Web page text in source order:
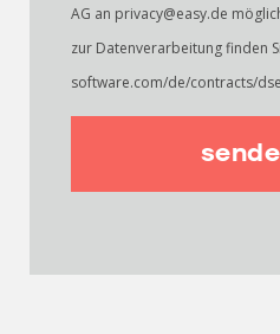
AG an privacy@easy.de
zur Datenverarbeitung finden
software.com/de/contracts/